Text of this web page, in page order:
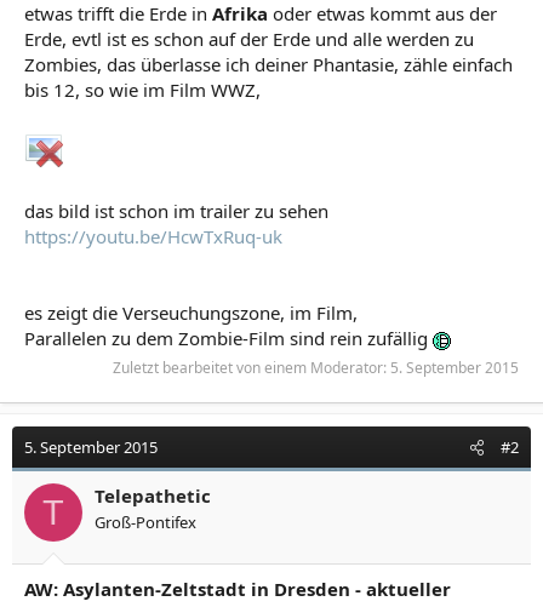
etwas trifft die Erde in Afrika oder etwas kommt aus der
Erde, evtl ist es schon auf der Erde und alle werden zu
Zombies, das überlasse ich deiner Phantasie, zähle einfach
bis 12, so wie im Film WWZ,
das bild ist schon im trailer zu sehen
https://youtu.be/HcwTxRuq-uk
es zeigt die Verseuchungszone, im Film,
Parallelen zu dem Zombie-Film sind rein zufällig
Zuletzt bearbeitet von einem Moderator: 5. September 2015
5. September 2015 #2
T Telepathetic
Groß-Pontifex
AW: Asylanten-Zeltstadt in Dresden - aktueller